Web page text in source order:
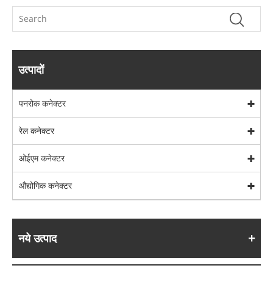
उत्पादों
पनरोक कनेक्टर
रेल कनेक्टर
ओईएम कनेक्टर
औद्योगिक कनेक्टर
नये उत्पाद